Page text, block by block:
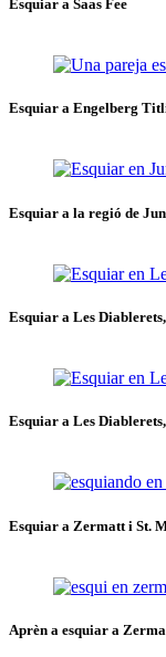
Esquiar a Saas Fee
Esquiar a Engelberg
Esquiar a la regió de
Esquiar a Les
Esquiar a Les
Esquiar a Zermatt i St.
Aprèn a esquiar a